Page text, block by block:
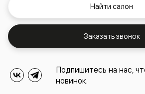
Найти салон
Заказать звонок
Подпишитесь на нас,
новинок.